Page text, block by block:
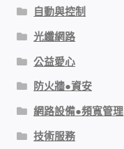
結帳
退款和退貨政策
自動與控制
光纖網路
公益愛心
防火牆●資安
網路設備●頻寬管理
技術服務